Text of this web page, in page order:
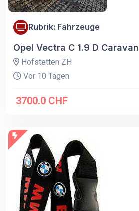
Rubrik: Fahrzeuge
Opel Vectra C 1.9 D Caravan
Hofstetten ZH
Vor 10 Tagen
3700.0 CHF